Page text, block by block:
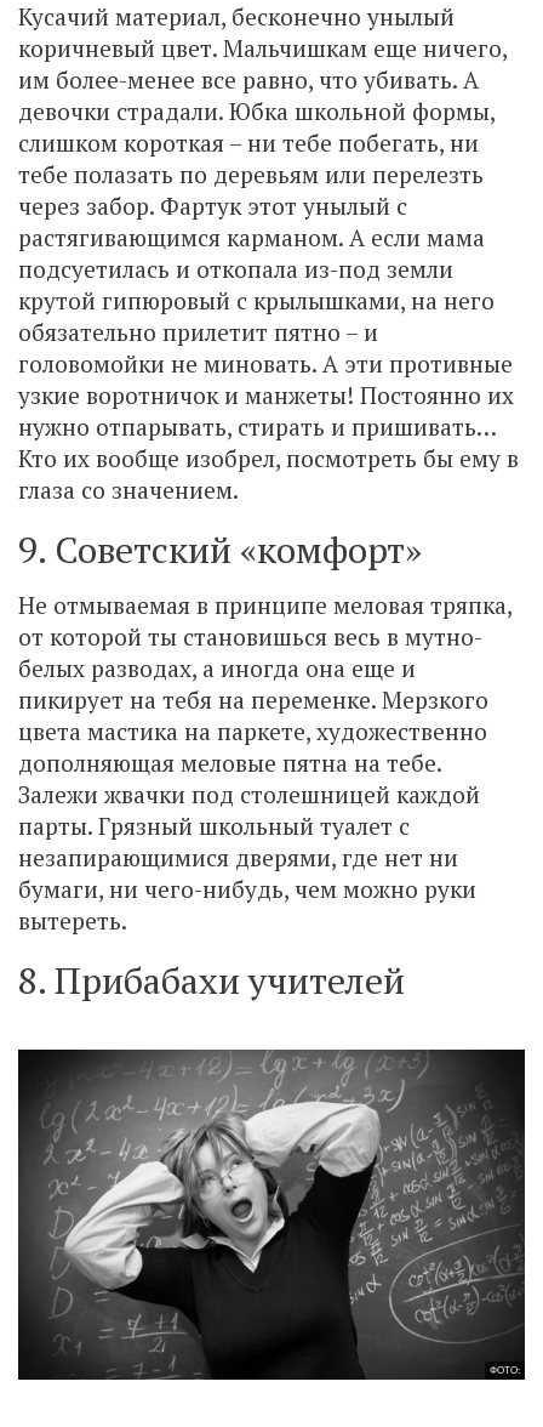
Кусачий материал, бесконечно унылый
коричневый цвет. Мальчишкам еще ничего,
им более-менее все равно, что убивать. А
девочки страдали. Юбка школьной формы,
слишком короткая – ни тебе побегать, ни
тебе полазать по деревьям или перелезть
через забор. Фартук этот унылый с
растягивающимся карманом. А если мама
подсуетилась и откопала из-под земли
крутой гипюровый с крылышками, на него
обязательно прилетит пятно – и
головомойки не миновать. А эти противные
узкие воротничок и манжеты! Постоянно их
нужно отпарывать, стирать и пришивать…
Кто их вообще изобрел, посмотреть бы ему в
глаза со значением.
9. Советский «комфорт»
Не отмываемая в принципе меловая тряпка,
от которой ты становишься весь в мутно-
белых разводах, а иногда она еще и
пикирует на тебя на переменке. Мерзкого
цвета мастика на паркете, художественно
дополняющая меловые пятна на тебе.
Залежи жвачки под столешницей каждой
парты. Грязный школьный туалет с
незапирающимися дверями, где нет ни
бумаги, ни чего-нибудь, чем можно руки
вытереть.
8. Прибабахи учителей
ФОТО: